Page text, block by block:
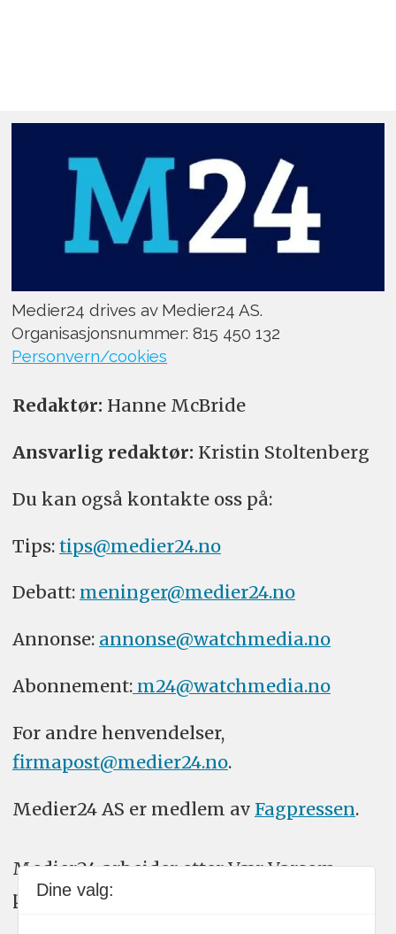
Medier24 drives av Medier24 AS.
Organisasjonsnummer: 815 450 132
Personvern/cookies
Redaktør: Hanne McBride
Ansvarlig redaktør: Kristin Stoltenberg
Du kan også kontakte oss på:
Tips: tips@medier24.no
Debatt: meninger@medier24.no
Annonse: annonse@watchmedia.no
Abonnement:m24@watchmedia.no
For andre henvendelser,
firmapost@medier24.no.
Medier24 AS er medlem av Fagpressen.
Medier24 arbeider etter Vær Varsom-
plakatens regler for god presseskikk.
Dine valg: